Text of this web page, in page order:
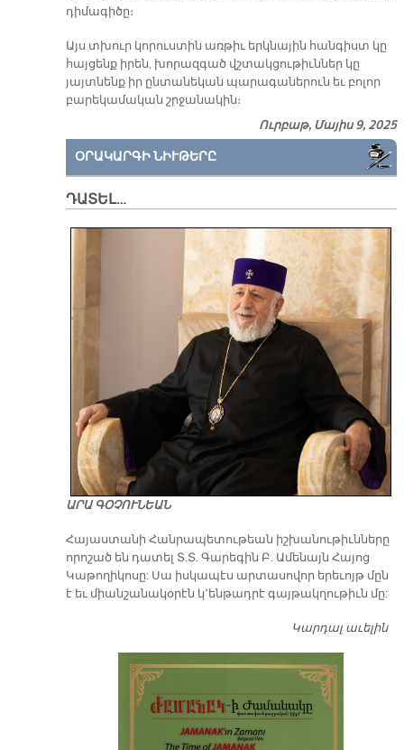
դիմագիծը։
Այս տխուր կորուստին առթիւ երկնային հանգիստ կը
հայցենք իրեն, խորազգած վշտակցութիւններ կը
յայտնենք իր ընտանեկան պարագաներուն եւ բոլոր
բարեկամական շրջանակին։
Ուրբաթ, Մայիս 9, 2025
ՕՐԱԿԱՐԳԻ ՆԻՒԹԵՐԸ
ԴԱՏԵԼ…
ԱՐԱ ԳՕՉՈՒՆԵԱՆ
​Հայաստանի Հանրապետութեան իշխանութիւնները
որոշած են դատել Տ.Տ. Գարեգին Բ. Ամենայն Հայոց
Կաթողիկոսը: Սա իսկապէս արտասովոր երեւոյթ մըն
է եւ միանշանակօրէն կ՚ենթադրէ գայթակղութիւն մը:
Կարդալ աւելին